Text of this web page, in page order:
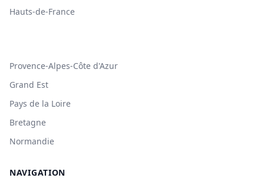
Hauts-de-France
Provence-Alpes-Côte d'Azur
Grand Est
Pays de la Loire
Bretagne
Normandie
NAVIGATION